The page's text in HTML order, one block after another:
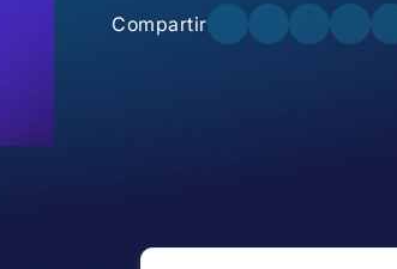
Compartir